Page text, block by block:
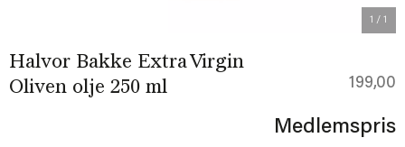
1 / 1
Halvor Bakke Extra Virgin
Oliven olje 250 ml
199,00
Medlemspris